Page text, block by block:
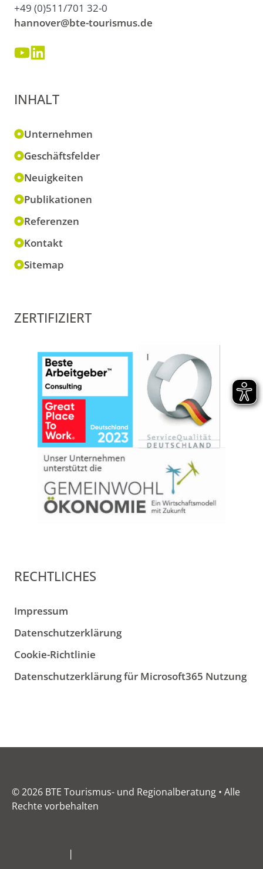
+49 (0)511/701 32-0
hannover@bte-tourismus.de
INHALT
Unternehmen
Geschäftsfelder
Neuigkeiten
Publikationen
Referenzen
Kontakt
Sitemap
ZERTIFIZIERT
RECHTLICHES
Impressum
Datenschutzerklärung
Cookie-Richtlinie
Datenschutzerklärung für Microsoft365 Nutzung
© 2026 BTE Tourismus- und Regionalberatung • Alle
Rechte vorbehalten
|